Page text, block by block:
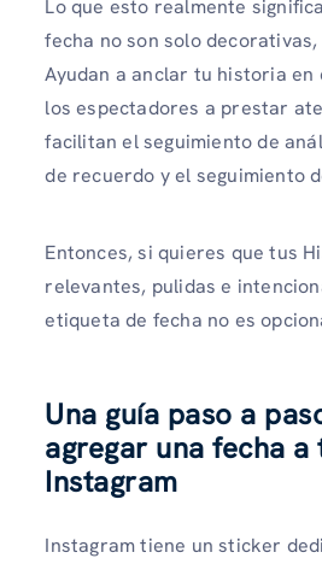
Lo que esto realmente
fecha no son solo
Ayudan a anclar tu historia en
los espectadores a prestar
facilitan el seguimiento de
de recuerdo y el seguimiento
Entonces, si quieres que tus
relevantes, pulidas e
etiqueta de fecha no es
Una guía paso a
agregar una fecha
Instagram
Instagram tiene un sticker